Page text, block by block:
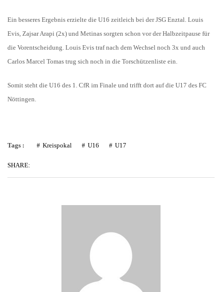
Ein besseres Ergebnis erzielte die U16 zeitleich bei der JSG Enztal. Louis
Evis, Zajsar Arapi (2x) und Metinas sorgten schon vor der Halbzeitpause für
die Vorentscheidung. Louis Evis traf nach dem Wechsel noch 3x und auch
Carlos Marcel Tomas trug sich noch in die Torschützenliste ein.
Somit steht die U16 des 1. CfR im Finale und trifft dort auf die U17 des FC
Nöttingen.
Tags : Kreispokal U16 U17
SHARE: